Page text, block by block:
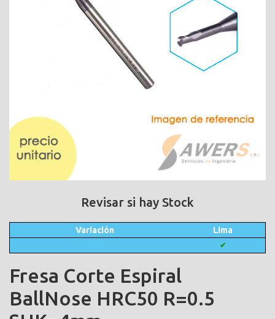
Revisar si hay Stock
Variación Lima
✔
Fresa Corte Espiral
BallNose HRC50 R=0.5